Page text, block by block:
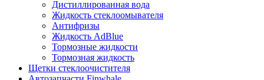
Дистиллированная вода
Жидкость стеклоомывателя
Антифризы
Жидкость AdBlue
Тормозные жидкости
Тормозная жидкость
Щетки стеклоочистителя